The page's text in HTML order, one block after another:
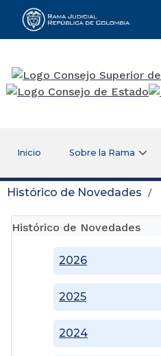
Rama Judicial
Inicio Sobre la Rama
Histórico de Novedades
Histórico de Novedades
2024
2025
2026